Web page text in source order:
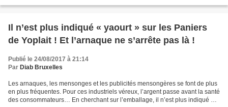
Il n’est plus indiqué « yaourt » sur les Paniers
de Yoplait ! Et l’arnaque ne s’arrête pas là !
Publié le 24/08/2017 à 21:14
Par Diab Bruxelles
Les arnaques, les mensonges et les publicités mensongères se font de plus
en plus fréquentes. Pour ces industriels véreux, l’argent passe avant la santé
des consommateurs… En cherchant sur l’emballage, il n’est plus indiqué «